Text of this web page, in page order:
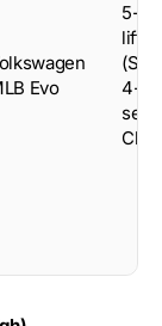
Evo
5-
4-